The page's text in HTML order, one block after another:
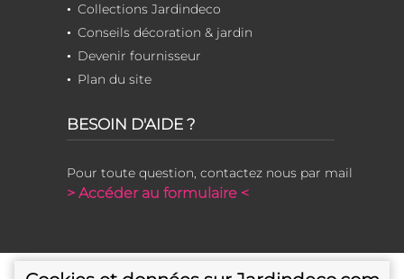
Collections Jardindeco
Conseils décoration & jardin
Devenir fournisseur
Plan du site
BESOIN D'AIDE ?
Pour toute question, contactez nous par mail
> Accéder au formulaire <